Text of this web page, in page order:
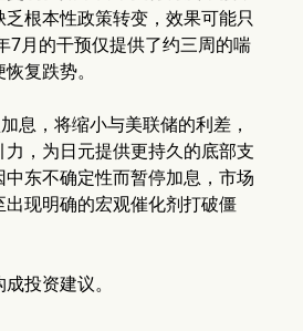
根本性政策转变，效果可能只
月的干预仅提供了约三周的喘
复跌势。
息，将缩小与美联储的利差，
，为日元提供更持久的底部支
东不确定性而暂停加息，市场
现明确的宏观催化剂打破僵
投资建议。